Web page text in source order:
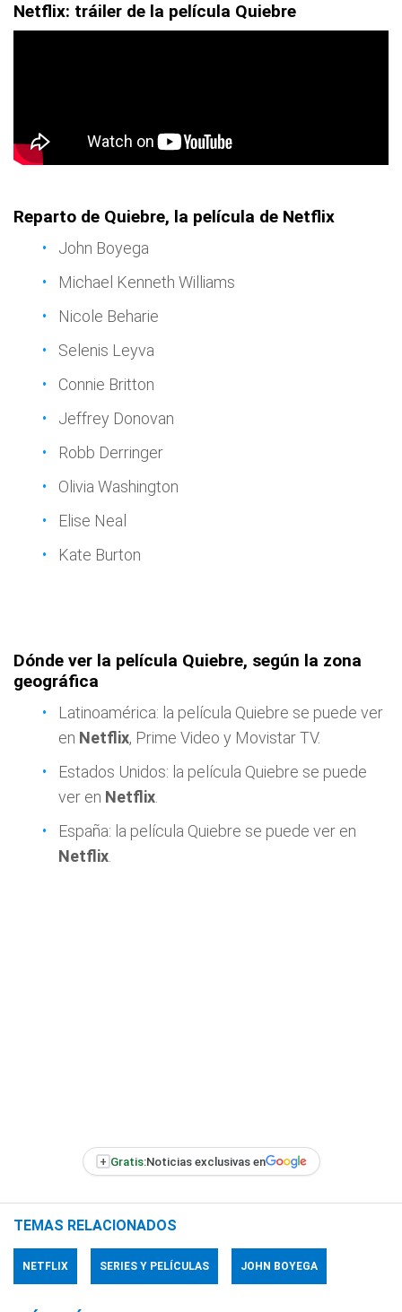
Netflix: tráiler de la película Quiebre
Reparto de Quiebre, la película de Netflix
John Boyega
Michael Kenneth Williams
Nicole Beharie
Selenis Leyva
Connie Britton
Jeffrey Donovan
Robb Derringer
Olivia Washington
Elise Neal
Kate Burton
Dónde ver la película Quiebre, según la zona
geográfica
Latinoamérica: la película Quiebre se puede ver
en Netflix, Prime Video y Movistar TV.
Estados Unidos: la película Quiebre se puede
ver en Netflix
España: la película Quiebre se puede ver en
Netflix
+ Gratis:Noticias exclusivas en
TEMAS RELACIONADOS
NETFLIX SERIES Y PELÍCULAS JOHN BOYEGA